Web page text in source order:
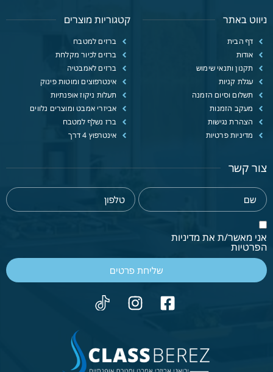
ניווט באתר
דף הבית
אודות
תקנון ותנאי שימוש
עגלת קניות
תשלום וסיום הזמנה
מעקב הזמנות
הצהרת נגישות
מדיניות פרטיות
קטגוריות מוצרים
ברזים למטבח
ברזים לכיור מקלחת
ברזים לאמבטיה
אינטרפוצים ומוטות פינוק
תעלות ניקוז אופנתיות
אביזרי אמבט ומוצרים נלווים
ברז נשלף למטבח
אינטרפוץ 4 דרך
צור קשר
אני מאשר/ת את מדיניות
הפרטיות
שליחת פרטים